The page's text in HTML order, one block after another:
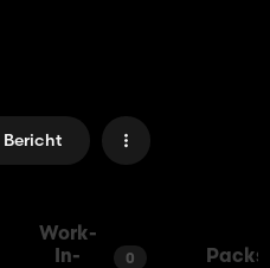
Bericht
Work-
In-
0 Packs